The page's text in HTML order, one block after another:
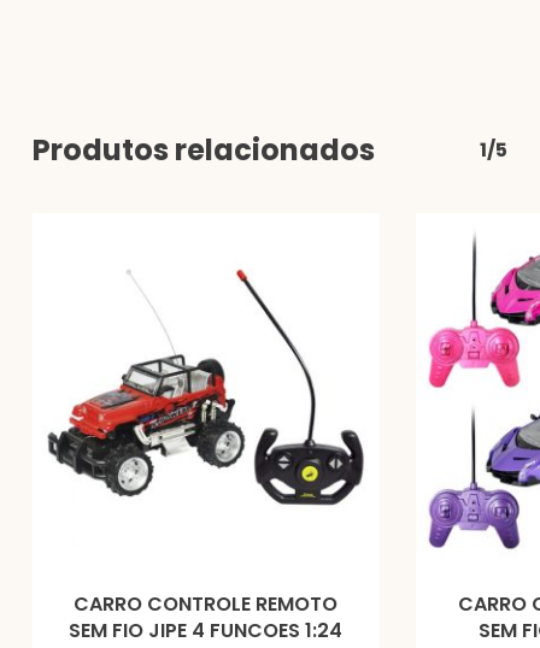
Produtos relacionados 1/5
CARRO CONTROLE REMOTO
SEM FIO JIPE 4 FUNCOES 1:24
CARRO
SEM